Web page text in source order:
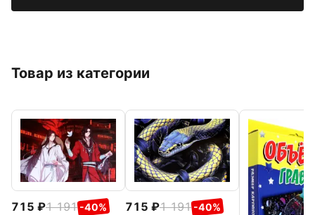
Товар из категории
715 1 191 -40% 715 1 191 -40%